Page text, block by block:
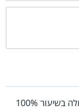
זכאים לגמלה בשיעור 100%